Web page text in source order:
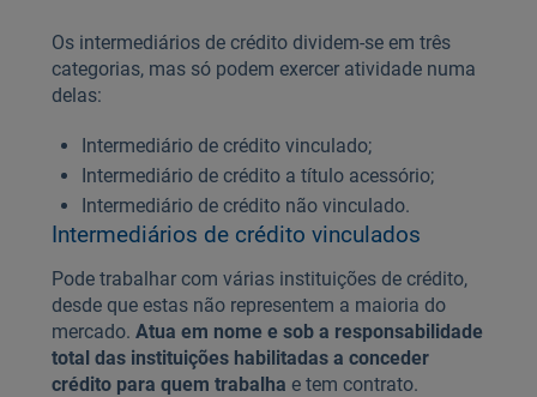
Os intermediários de crédito dividem-se em três
categorias, mas só podem exercer atividade numa
delas:
Intermediário de crédito vinculado;
Intermediário de crédito a título acessório;
Intermediário de crédito não vinculado.
Intermediários de crédito vinculados
Pode trabalhar com várias instituições de crédito,
desde que estas não representem a maioria do
mercado. Atua em nome e sob a responsabilidade
total das instituições habilitadas a conceder
crédito para quem trabalha e tem contrato.